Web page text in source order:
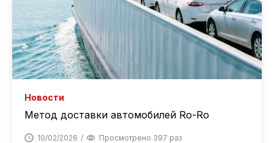
Новости
Метод доставки автомобилей Ro-Ro
10/02/2026 Просмотрено 397 раз